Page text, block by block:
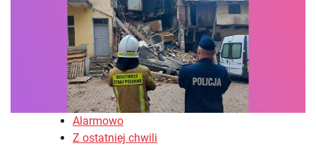
Alarmowo
Z ostatniej chwili